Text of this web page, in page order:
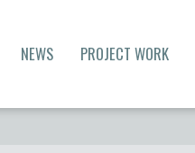
NEWS PROJECT WORK